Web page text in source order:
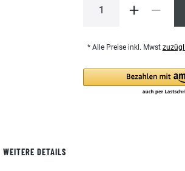
* Alle Preise inkl. Mwst
WEITERE DETAILS